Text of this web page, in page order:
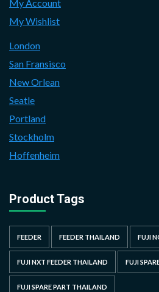
My Account
My Wishlist
London
San Fransisco
New Orlean
Seatle
Portland
Stockholm
Hoffenheim
Product Tags
FEEDER FEEDER THAILAND FUJI
FUJI NXT FEEDER THAILAND FUJI
FUJI SPARE PART THAILAND